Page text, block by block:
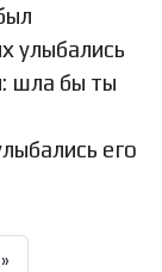
улыбались
шла бы ты
его
»